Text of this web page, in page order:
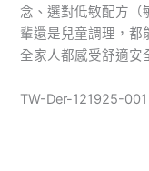
念、選對低敏配方（
輩還是兒童調理，都
全家人都感受舒適安
TW-Der-121925-001